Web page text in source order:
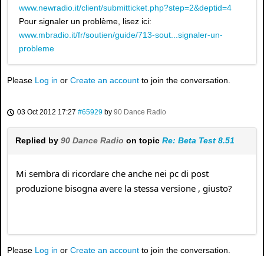
www.newradio.it/client/submitticket.php?step=2&deptid=4
Pour signaler un problème, lisez ici:
www.mbradio.it/fr/soutien/guide/713-sout...signaler-un-
probleme
Please Log in or Create an account to join the conversation.
03 Oct 2012 17:27 #65929 by 90 Dance Radio
Replied by 90 Dance Radio on topic Re: Beta Test 8.51
Mi sembra di ricordare che anche nei pc di post
produzione bisogna avere la stessa versione , giusto?
Please Log in or Create an account to join the conversation.